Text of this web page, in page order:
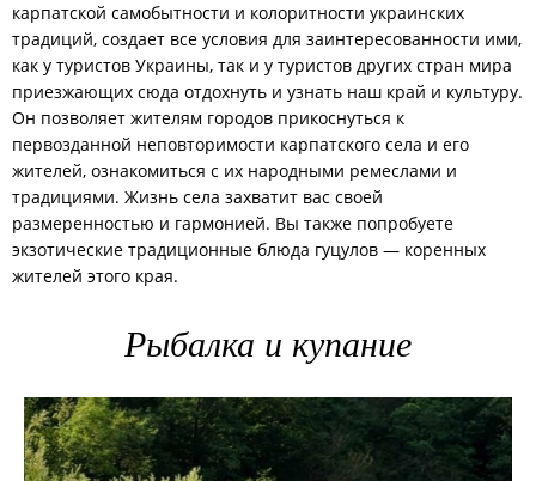
карпатской самобытности и колоритности украинских
традиций, создает все условия для заинтересованности ими,
как у туристов Украины, так и у туристов других стран мира
приезжающих сюда отдохнуть и узнать наш край и культуру.
Он позволяет жителям городов прикоснуться к
первозданной неповторимости карпатского села и его
жителей, ознакомиться с их народными ремеслами и
традициями. Жизнь села захватит вас своей
размеренностью и гармонией. Вы также попробуете
экзотические традиционные блюда гуцулов — коренных
жителей этого края.
Рыбалка и купание